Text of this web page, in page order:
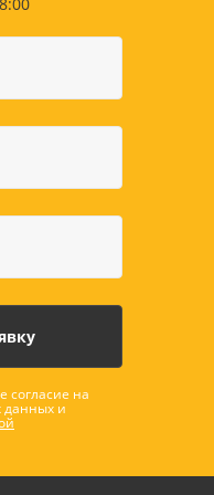
согласие на
данных и